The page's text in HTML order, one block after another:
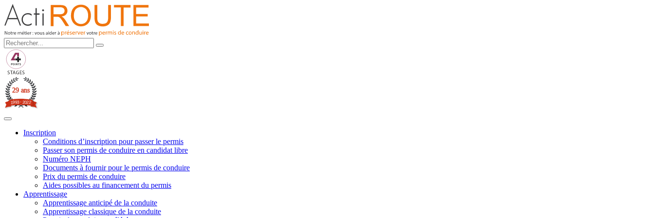
1993-2022
29 ans
Inscription
Conditions d’inscription pour passer le permis
Passer son permis de conduire en candidat libre
Numéro NEPH
Documents à fournir pour le permis de conduire
Prix du permis de conduire
Aides possibles au financement du permis
Apprentissage
Apprentissage anticipé de la conduite
Apprentissage classique de la conduite